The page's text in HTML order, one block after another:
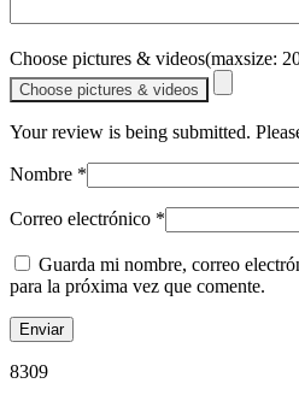
Choose pictures & videos(maxsize:
Choose pictures & videos
Your review is being submitted.
Nombre *
Correo electrónico *
Guarda mi nombre, correo
para la próxima vez que comente.
8309